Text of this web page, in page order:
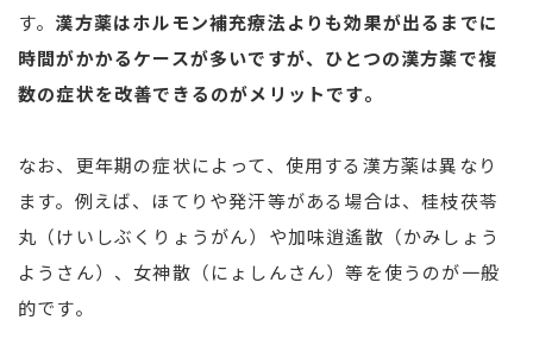
す。 漢方薬はホルモン補充療法よりも効果が出るまでに
時間がかかるケースが多いですが、ひとつの漢方薬で複
数の症状を改善できるのがメリットです。
なお、更年期の症状によって、使用する漢方薬は異なり
ます。例えば、ほてりや発汗等がある場合は、桂枝茯苓
丸（けいしぶくりょうがん）や加味逍遙散（かみしょう
ようさん）、女神散（にょしんさん）等を使うのが一般
的です。